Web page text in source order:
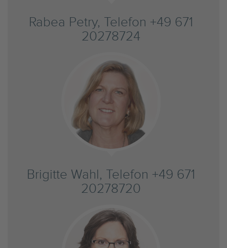
Rabea Petry, Telefon +49 671
20278724
Brigitte Wahl, Telefon +49 671
20278720